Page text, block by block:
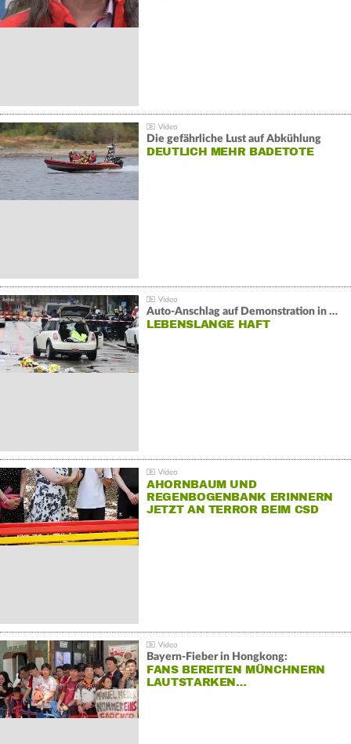
Die gefährliche Lust auf Abkühlung
DEUTLICH MEHR BADETOTE
Auto-Anschlag auf Demonstration in München:
LEBENSLANGE HAFT
AHORNBAUM UND
REGENBOGENBANK ERINNERN
JETZT AN TERROR BEIM CSD
Bayern-Fieber in Hongkong:
FANS BEREITEN MÜNCHNERN
LAUTSTARKEN…